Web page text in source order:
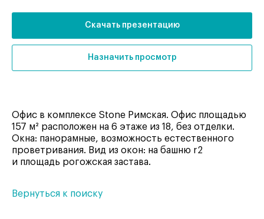
Скачать презентацию
Назначить просмотр
Офис в комплексе Stone Римская. Офис площадью
157 м² расположен на 6 этаже из 18, без отделки.
Окна: панорамные, возможность естественного
проветривания. Вид из окон: на башню r2
и площадь рогожская застава.
Вернуться к поиску